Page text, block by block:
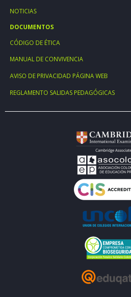
NOTICIAS
DOCUMENTOS
CÓDIGO DE ÉTICA
MANUAL DE CONVIVENCIA
AVISO DE PRIVACIDAD PÁGINA WEB
REGLAMENTO SALIDAS PEDAGÓGICAS